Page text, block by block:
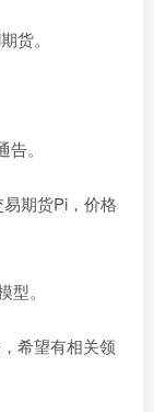
货。
。
期货Pi，价格
。
希望有相关领